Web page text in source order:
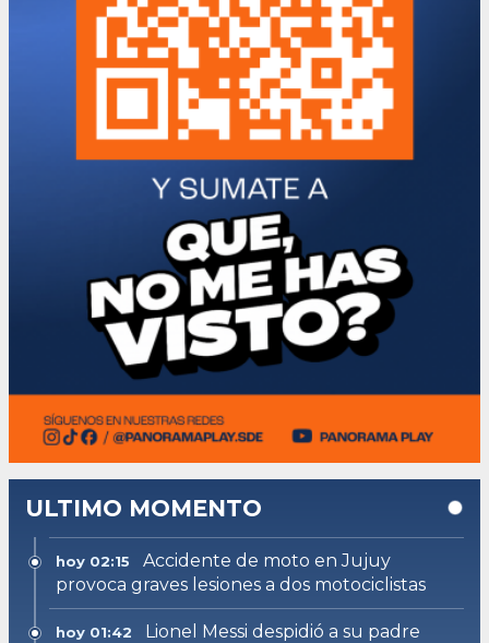
ULTIMO MOMENTO
hoy 02:15
Accidente de moto en Jujuy
provoca graves lesiones a dos motociclistas
hoy 01:42
Lionel Messi despidió a su padre